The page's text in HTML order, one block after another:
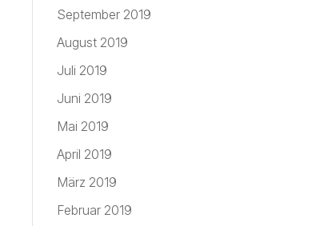
September 2019
August 2019
Juli 2019
Juni 2019
Mai 2019
April 2019
März 2019
Februar 2019